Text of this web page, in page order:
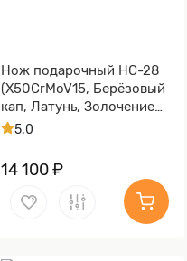
Нож подарочный НС-28
(X50CrMoV15, Берёзовый
кап, Латунь, Золочение
клинка гарды и тыльника)
5.0
14 100 ₽